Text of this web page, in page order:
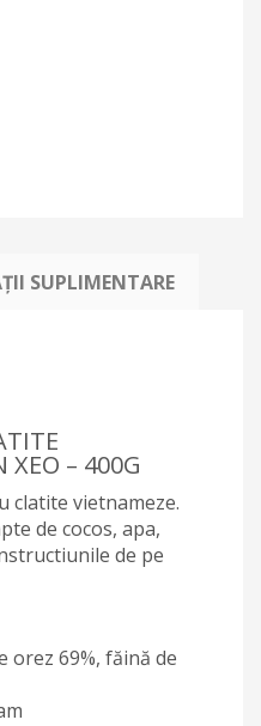
SUPLIMENTARE
XEO – 400G
clatite vietnameze.
de cocos, apa,
de pe
orez 69%, făină de